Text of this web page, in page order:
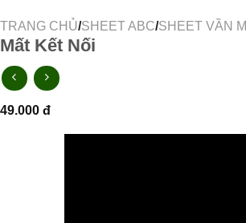
TRANG CHỦ/SHEET ABC/SHEET VẦN M
Mất Kết Nối
49.000 đ